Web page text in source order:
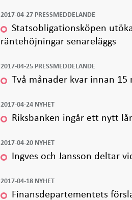
2017-04-27 PRESSMEDDELANDE
Statsobligationsköpen
räntehöjningar senareläggs
2017-04-25 PRESSMEDDELANDE
Två månader kvar innan
2017-04-24 NYHET
Riksbanken ingår ett nytt
2017-04-20 NYHET
Ingves och Jansson deltar
2017-04-18 NYHET
Finansdepartementets